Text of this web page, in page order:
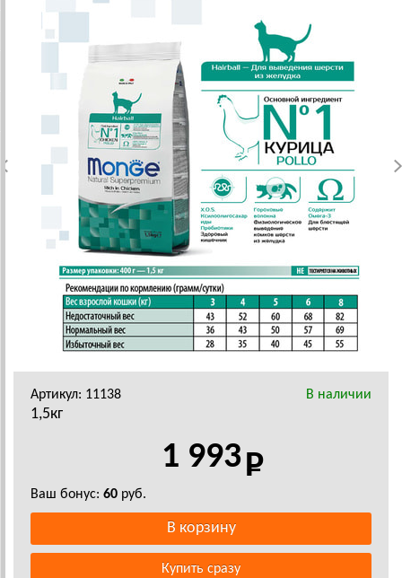
Артикул: 11138 В наличии
1,5кг
1 993
Ваш бонус: 60 руб.